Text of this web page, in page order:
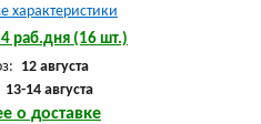
характеристики
раб.дня (16 шт.)
12 августа
13-14 августа
о доставке